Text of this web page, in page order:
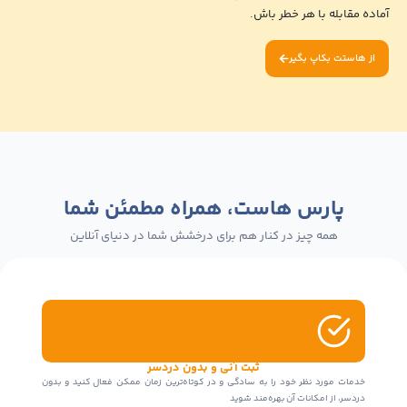
با هر خطر باش.
بکاپ بگیر
پارس هاست، همراه مطمئن شما
همه چیز در کنار هم برای درخشش شما در دنیای آنلاین
ثبت آنی و بدون دردسر
مورد نظر خود را به سادگی و در کوتاه‌ترین زمان ممکن فعال کنید و بدون
از امکانات آن بهره‌مند شوید